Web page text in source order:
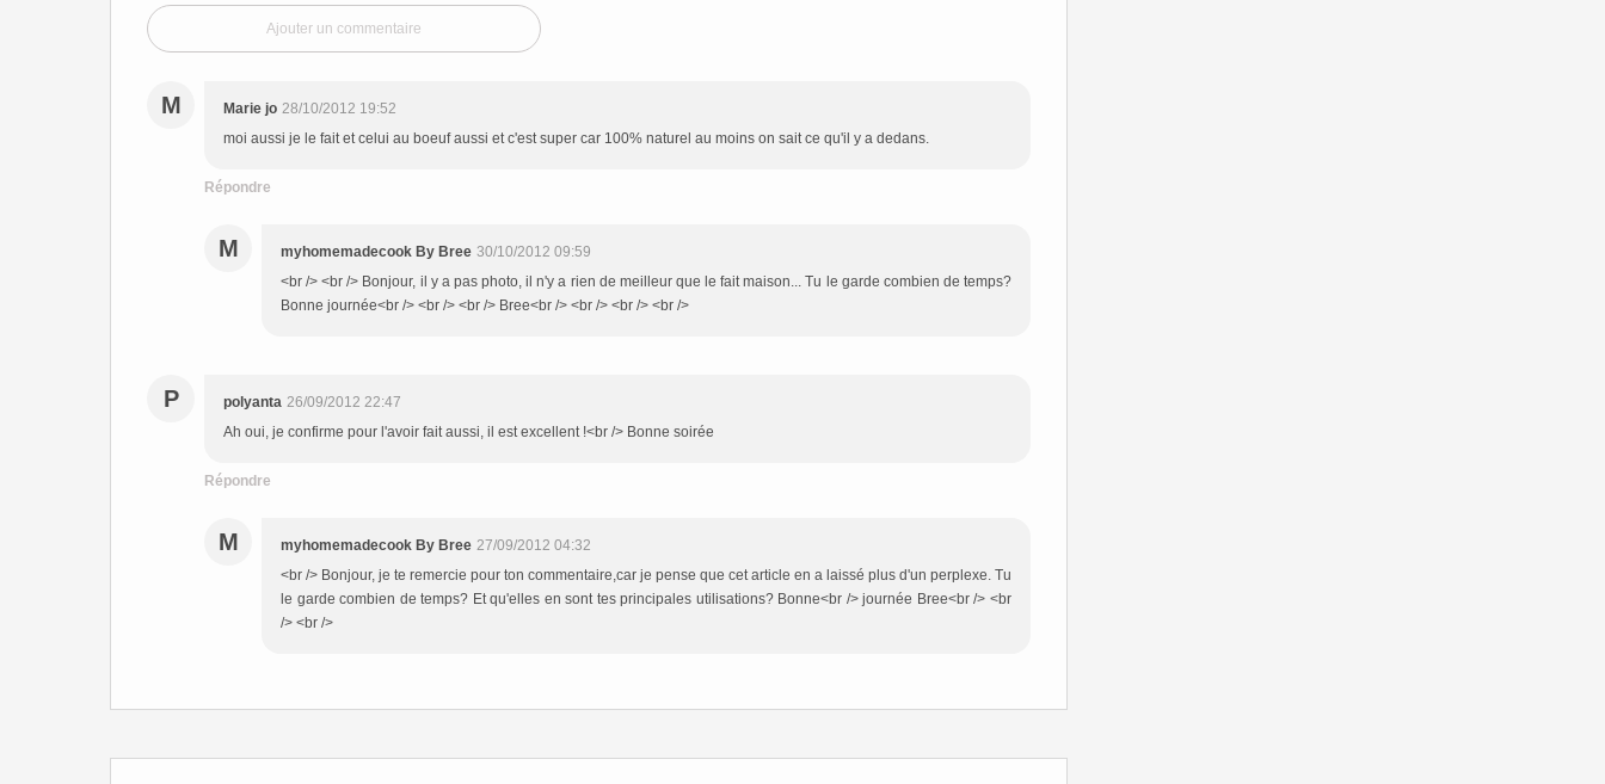
Ajouter un commentaire
M Marie jo 28/10/2012 19:52
moi aussi je le fait et celui au boeuf aussi et c'est super car 100% naturel au moins on sait ce qu'il y a dedans.
Répondre
M myhomemadecook By Bree 30/10/2012 09:59
<br /> <br /> Bonjour, il y a pas photo, il n'y a rien de meilleur que le fait maison... Tu le garde combien de temps?
Bonne journée<br /> <br /> <br /> Bree<br /> <br /> <br /> <br />
P polyanta 26/09/2012 22:47
Ah oui, je confirme pour l'avoir fait aussi, il est excellent !<br /> Bonne soirée
Répondre
M myhomemadecook By Bree 27/09/2012 04:32
<br /> Bonjour, je te remercie pour ton commentaire,car je pense que cet article en a laissé plus d'un perplexe. Tu
le garde combien de temps? Et qu'elles en sont tes principales utilisations? Bonne<br /> journée Bree<br /> <br
/> <br />